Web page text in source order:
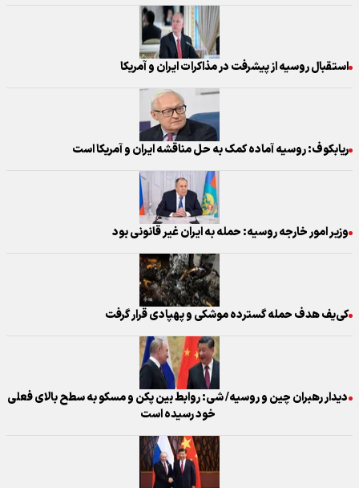
استقبال روسیه از پیشرفت در مذاکرات ایران و آمریکا
ریابکوف: روسیه آماده کمک به حل مناقشه ایران و آمریکا است
وزیر امور خارجه روسیه: حمله به ایران غیر قانونی بود
کی‌یف هدف حمله گسترده موشکی و پهپادی قرار گرفت
دیدار رهبران چین و روسیه/ شی: روابط بین پکن و مسکو به سطح بالای فعلی
خود رسیده است